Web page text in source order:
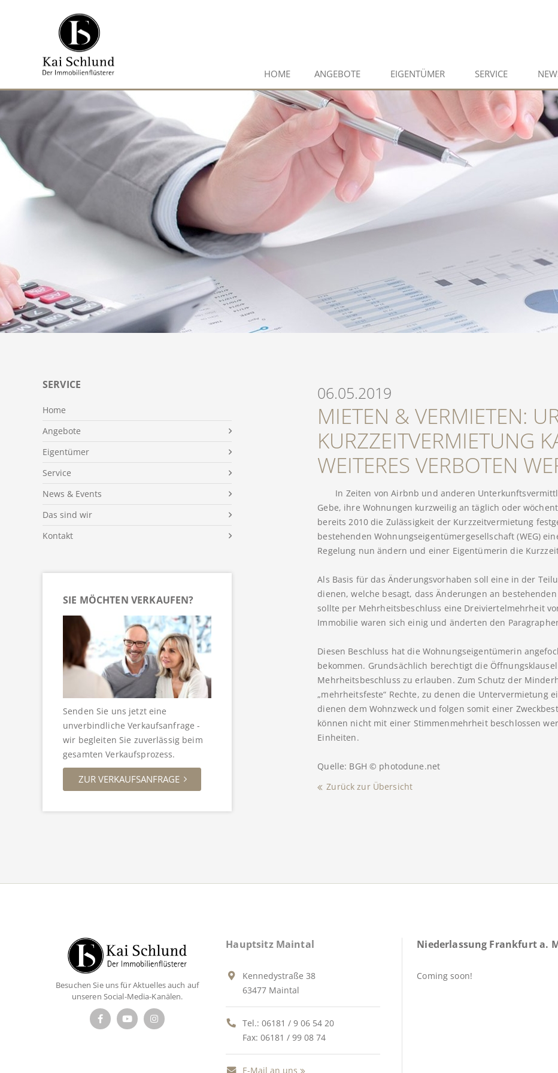
HOME ANGEBOTE EIGENTÜMER SERVICE
SERVICE
Home
Angebote
Eigentümer
Service
News & Events
Das sind wir
Kontakt
SIE MÖCHTEN VERKAUFEN?
Senden Sie uns jetzt eine
unverbindliche Verkaufsanfrage -
wir begleiten Sie zuverlässig beim
gesamten Verkaufsprozess.
ZUR VERKAUFSANFRAGE
06.05.2019
MIETEN & VERMIETEN:
KURZZEITVERMIETUNG
WEITERES VERBOTEN
In Zeiten von Airbnb und anderen
Gebe, ihre Wohnungen kurzweilig an täglich oder
bereits 2010 die Zulässigkeit der Kurzzeitvermietung
bestehenden Wohnungseigentümergesellschaft (WEG)
Regelung nun ändern und einer Eigentümerin die
Als Basis für das Änderungsvorhaben soll eine in der
dienen, welche besagt, dass Änderungen an
sollte per Mehrheitsbeschluss eine Dreiviertelmehrheit
Immobilie waren sich einig und änderten den
Diesen Beschluss hat die Wohnungseigentümerin
bekommen. Grundsächlich berechtigt die
Mehrheitsbeschluss zu erlauben. Zum Schutz der
„mehrheitsfeste“ Rechte, zu denen die Untervermietung
dienen dem Wohnzweck und folgen somit einer
können nicht mit einer Stimmenmehrheit beschlossen
Einheiten.
Quelle: BGH © photodune.net
Zurück zur Übersicht
Besuchen Sie uns für Aktuelles auch auf
unseren Social-Media-Kanälen.
Hauptsitz Maintal
Kennedystraße 38
63477 Maintal
Tel.:06181 / 9 06 54 20
Fax: 06181 / 99 08 74
E-Mail an uns
Niederlassung Frankfurt a.
Coming soon!